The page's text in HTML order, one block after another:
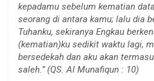
kepadamu sebelum kematian
seorang di antara kamu; lalu dia
Tuhanku, sekiranya Engkau
(kematian)ku sedikit waktu lagi,
bersedekah dan aku akan
saleh.” (QS. Al Munafiqun : 10)